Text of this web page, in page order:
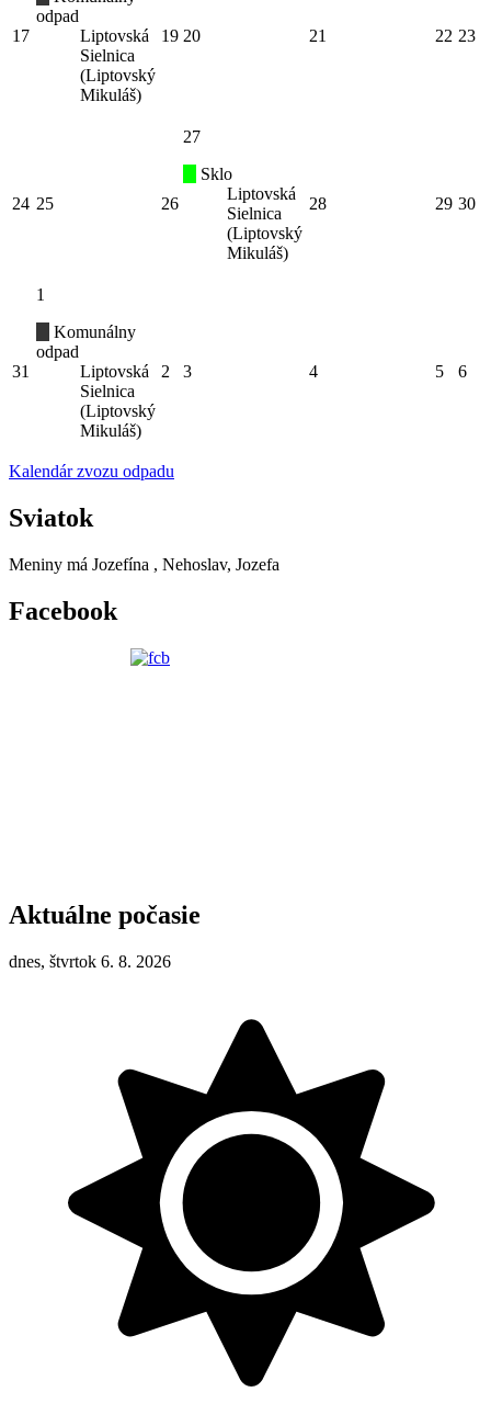
17
odpad
Liptovská
Sielnica
(Liptovský
Mikuláš)
19 20 21 22 23
24 25 26
27
Sklo
Liptovská
Sielnica
(Liptovský
Mikuláš)
28 29 30
31
1
Komunálny
odpad
Liptovská
Sielnica
(Liptovský
Mikuláš)
2 3 4 5 6
Kalendár zvozu odpadu
Sviatok
Meniny má Jozefína , Nehoslav, Jozefa
Facebook
Aktuálne počasie
dnes, štvrtok 6. 8. 2026